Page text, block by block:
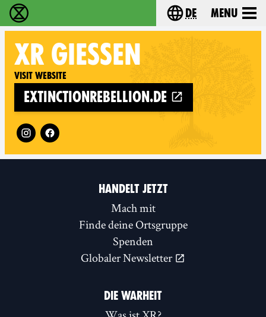
extinction rebellion - Home Choose your
de Menu
XR GIESSEN
Visit website
extinctionrebellion.de
Follow XR Gießen on
HANDELT JETZT
Mach mit
Finde deine Ortsgruppe
Spenden
Globaler Newsletter
DIE WARHEIT